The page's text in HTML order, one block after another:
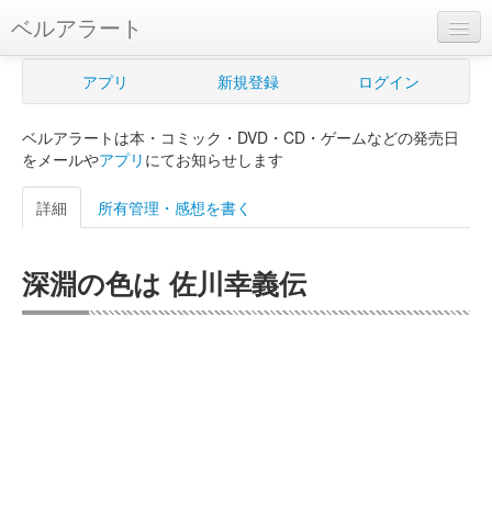
ベルアラート
ベルアラートとは
新規登録
ログイン
購入管理
アプリ 新規登録 ログイン
ベルアラートは本・コミック・DVD・CD・ゲームなどの発売日
をメールやアプリ にてお知らせします
詳細 所有管理・感想を書く
深淵の色は 佐川幸義伝